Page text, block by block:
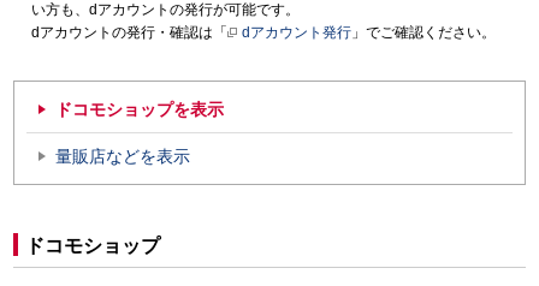
い方も、dアカウントの発行が可能です。
dアカウントの発行・確認は「
dアカウント発行 」でご確認ください。
ドコモショップを表示
量販店などを表示
ドコモショップ